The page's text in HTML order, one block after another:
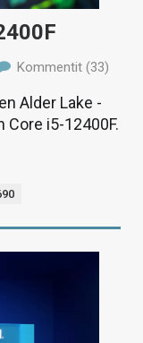
Kommentit (33)
Alder Lake -
i5-12400F.